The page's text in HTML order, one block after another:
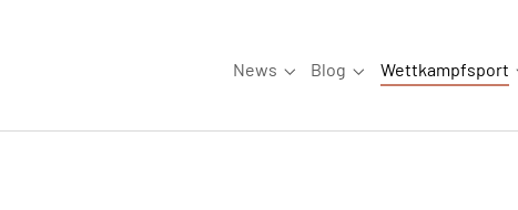
News
Submenu for "News"
Blog
Submenu for "Blog"
Wettkampfsport